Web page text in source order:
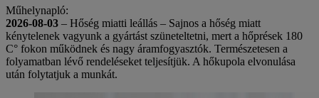
Műhelynapló:
2026-08-03 – Hőség miatti leállás – Sajnos a hőség miatt
kénytelenek vagyunk a gyártást szüneteltetni, mert a hőprések 180
C° fokon működnek és nagy áramfogyasztók. Természetesen a
folyamatban lévő rendeléseket teljesítjük. A hőkupola elvonulása
után folytatjuk a munkát.